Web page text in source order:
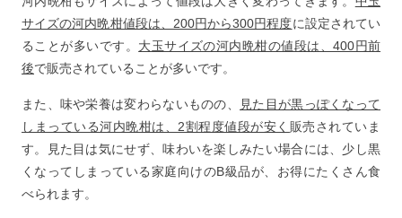
サイズの河内晩柑値段は、200円から300円程度に設定されてい
ることが多いです。 大玉サイズの河内晩柑の値段は、400円前
後で販売されていることが多いです。
また、味や栄養は変わらないものの、
見た目が黒っぽくなって
しまっている河内晩柑は、2割程度値段が安く 販売されていま
す。見た目は気にせず、味わいを楽しみたい場合には、少し黒
くなってしまっている家庭向けのB級品が、お得にたくさん食
べられます。